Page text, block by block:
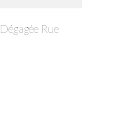
Dégagée Rue